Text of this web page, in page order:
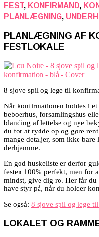
FEST, KONFIRMAND,
PLANLÆGNING,
PLANLÆGNING AF
FESTLOKALE
8 sjove spil og lege til
Når konfirmationen holdes i
beboerhus, forsamlingshus
blanding af lettelse og nye
du for at rydde op og gøre
mange detaljer, som ikke bare
derhjemme.
En god huskeliste er derfor
festen 100% perfekt, men for
mindst, give dig ro. Her får du
have styr på, når du holder
Se også: 8 sjove spil og lege
LOKALET OG